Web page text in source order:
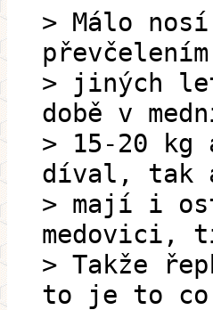
> Málo
> jiných
době v
> 15-20 kg
díval, tak
> mají i
medovici,
> Takže
to je to co